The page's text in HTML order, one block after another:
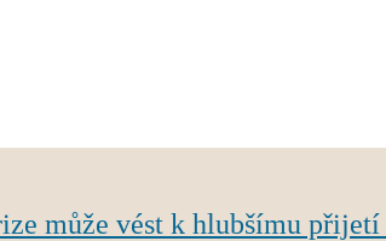
může vést k hlubšímu